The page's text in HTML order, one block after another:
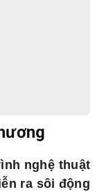
nghệ thuật
ra sôi động